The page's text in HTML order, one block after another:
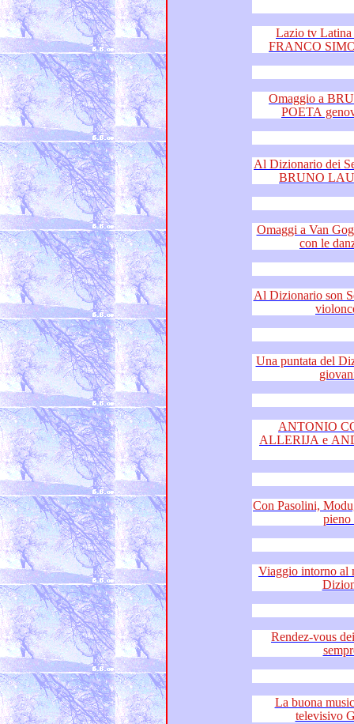
Lazio tv Latina e
Omaggio a
Al Dizionario dei Sentimenti le
Omaggi a Van Gogh e Achille
Al Dizionario son Sentimenti
Una puntata del Dizionario
ANTONIO
ALLERIJA e
Con Pasolini, Modugno e
Viaggio intorno al mondo
Rendez-vous dei
La buona musica